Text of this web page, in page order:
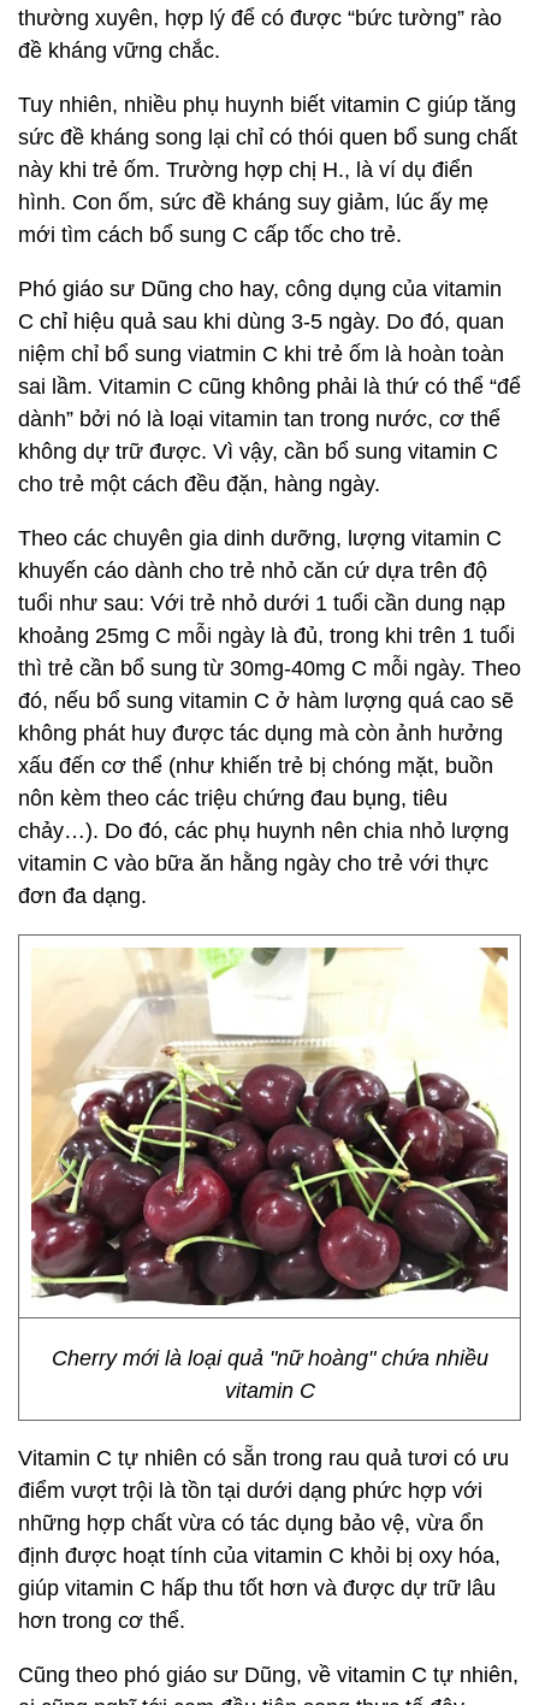
thường xuyên, hợp lý để có được “bức tường” rào
đề kháng vững chắc.
Tuy nhiên, nhiều phụ huynh biết vitamin C giúp tăng
sức đề kháng song lại chỉ có thói quen bổ sung chất
này khi trẻ ốm. Trường hợp chị H., là ví dụ điển
hình. Con ốm, sức đề kháng suy giảm, lúc ấy mẹ
mới tìm cách bổ sung C cấp tốc cho trẻ.
Phó giáo sư Dũng cho hay, công dụng của vitamin
C chỉ hiệu quả sau khi dùng 3-5 ngày. Do đó, quan
niệm chỉ bổ sung viatmin C khi trẻ ốm là hoàn toàn
sai lầm. Vitamin C cũng không phải là thứ có thể “để
dành” bởi nó là loại vitamin tan trong nước, cơ thể
không dự trữ được. Vì vậy, cần bổ sung vitamin C
cho trẻ một cách đều đặn, hàng ngày.
Theo các chuyên gia dinh dưỡng, lượng vitamin C
khuyến cáo dành cho trẻ nhỏ căn cứ dựa trên độ
tuổi như sau: Với trẻ nhỏ dưới 1 tuổi cần dung nạp
khoảng 25mg C mỗi ngày là đủ, trong khi trên 1 tuổi
thì trẻ cần bổ sung từ 30mg-40mg C mỗi ngày. Theo
đó, nếu bổ sung vitamin C ở hàm lượng quá cao sẽ
không phát huy được tác dụng mà còn ảnh hưởng
xấu đến cơ thể (như khiến trẻ bị chóng mặt, buồn
nôn kèm theo các triệu chứng đau bụng, tiêu
chảy…). Do đó, các phụ huynh nên chia nhỏ lượng
vitamin C vào bữa ăn hằng ngày cho trẻ với thực
đơn đa dạng.
Cherry mới là loại quả "nữ hoàng" chứa nhiều
vitamin C
Vitamin C tự nhiên có sẵn trong rau quả tươi có ưu
điểm vượt trội là tồn tại dưới dạng phức hợp với
những hợp chất vừa có tác dụng bảo vệ, vừa ổn
định được hoạt tính của vitamin C khỏi bị oxy hóa,
giúp vitamin C hấp thu tốt hơn và được dự trữ lâu
hơn trong cơ thể.
Cũng theo phó giáo sư Dũng, về vitamin C tự nhiên,